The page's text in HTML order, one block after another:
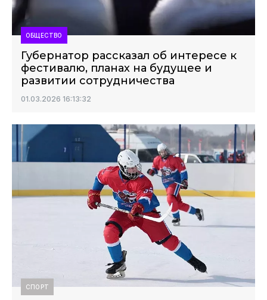
ОБЩЕСТВО
Губернатор рассказал об интересе к
фестивалю, планах на будущее и
развитии сотрудничества
01.03.2026 16:13:32
СПОРТ